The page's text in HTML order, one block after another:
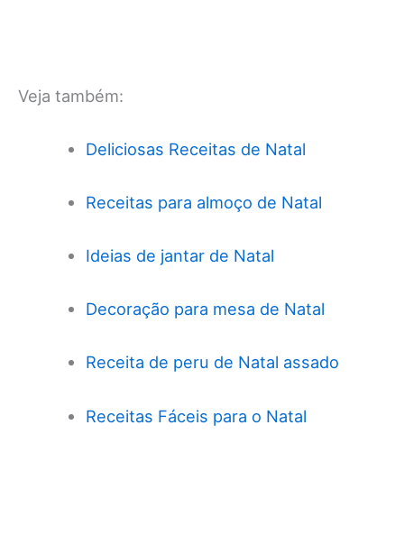
Veja também:
Deliciosas Receitas de Natal
Receitas para almoço de Natal
Ideias de jantar de Natal
Decoração para mesa de Natal
Receita de peru de Natal assado
Receitas Fáceis para o Natal